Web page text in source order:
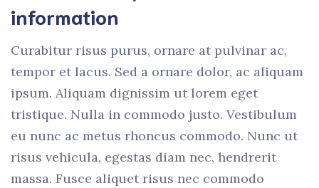
information
Curabitur risus purus, ornare at pulvinar ac,
tempor et lacus. Sed a ornare dolor, ac aliquam
ipsum. Aliquam dignissim ut lorem eget
tristique. Nulla in commodo justo. Vestibulum
eu nunc ac metus rhoncus commodo. Nunc ut
risus vehicula, egestas diam nec, hendrerit
massa. Fusce aliquet risus nec commodo